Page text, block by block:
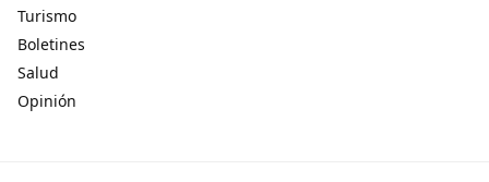
Turismo
Boletines
Salud
Opinión